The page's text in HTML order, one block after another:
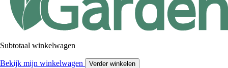
Subtotaal winkelwagen
Bekijk mijn winkelwagen Verder winkelen